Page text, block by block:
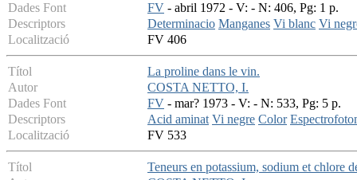
Dades Font
FV - abril 1972 - V: - N: 406, Pg: 1 p.
Descriptors
Determinacio Manganes Vi blanc Vi
Localització
FV 406
Títol
La proline dans le vin.
Autor
COSTA NETTO, I.
Dades Font
FV - mar? 1973 - V: - N: 533, Pg: 5 p.
Descriptors
Acid aminat Vi negre Color
Localització
FV 533
Títol
Teneurs en potassium, sodium et chlore